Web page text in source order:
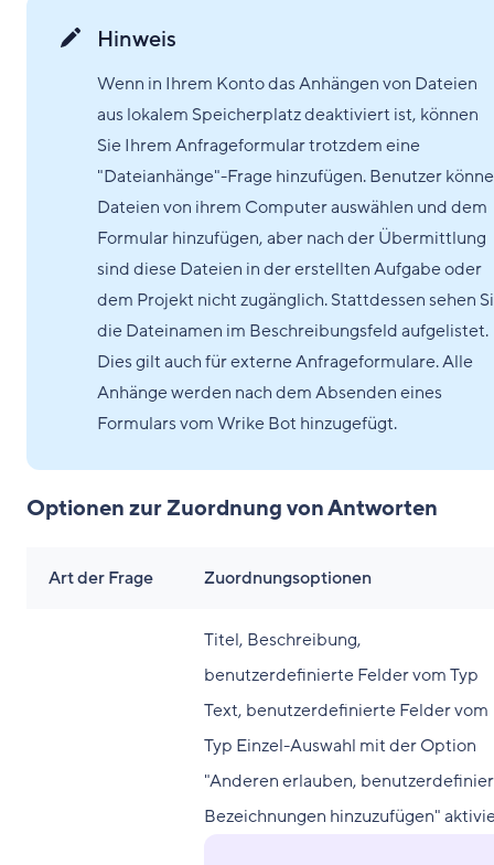
Hinweis
Wenn in Ihrem Konto das Anhängen von Dateien
aus lokalem Speicherplatz deaktiviert ist, können
Sie Ihrem Anfrageformular trotzdem eine
"Dateianhänge"-Frage hinzufügen. Benutzer
Dateien von ihrem Computer auswählen und dem
Formular hinzufügen, aber nach der Übermittlung
sind diese Dateien in der erstellten Aufgabe oder
dem Projekt nicht zugänglich. Stattdessen sehen
die Dateinamen im Beschreibungsfeld aufgelistet.
Dies gilt auch für externe Anfrageformulare. Alle
Anhänge werden nach dem Absenden eines
Formulars vom Wrike Bot hinzugefügt.
Optionen zur Zuordnung von Antworten
Art der Frage Zuordnungsoptionen
Titel, Beschreibung,
benutzerdefinierte Felder vom Typ
Text, benutzerdefinierte Felder vom
Typ Einzel-Auswahl mit der Option
"Anderen erlauben,
Bezeichnungen hinzuzufügen"